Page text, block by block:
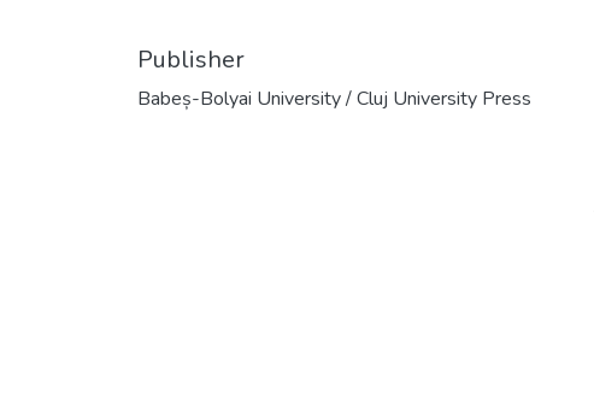
Publisher
Babeș-Bolyai University / Cluj University Press